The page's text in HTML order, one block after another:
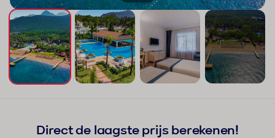
Direct de laagste prijs berekenen!